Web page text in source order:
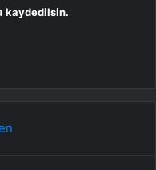
kaydedilsin.